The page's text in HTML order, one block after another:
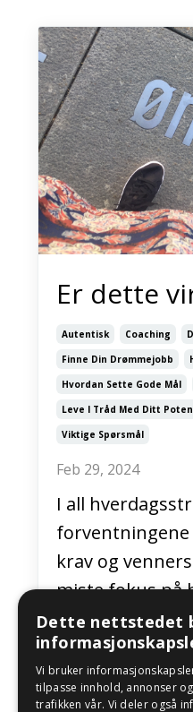
Er dette
Autentisk Coaching
Finne Din Drømmejobb
Hvordan Sette Gode Mål
Leve I Tråd Med Ditt
Viktige Spørsmål
Feb 29, 2024
I all
krav og
miste fokus på
I all den
utfordrende...
Fortsett å les
Dette nettstedet
Vi bruker
tilpasse innhold, annonser
trafikken vår. Vi deler også